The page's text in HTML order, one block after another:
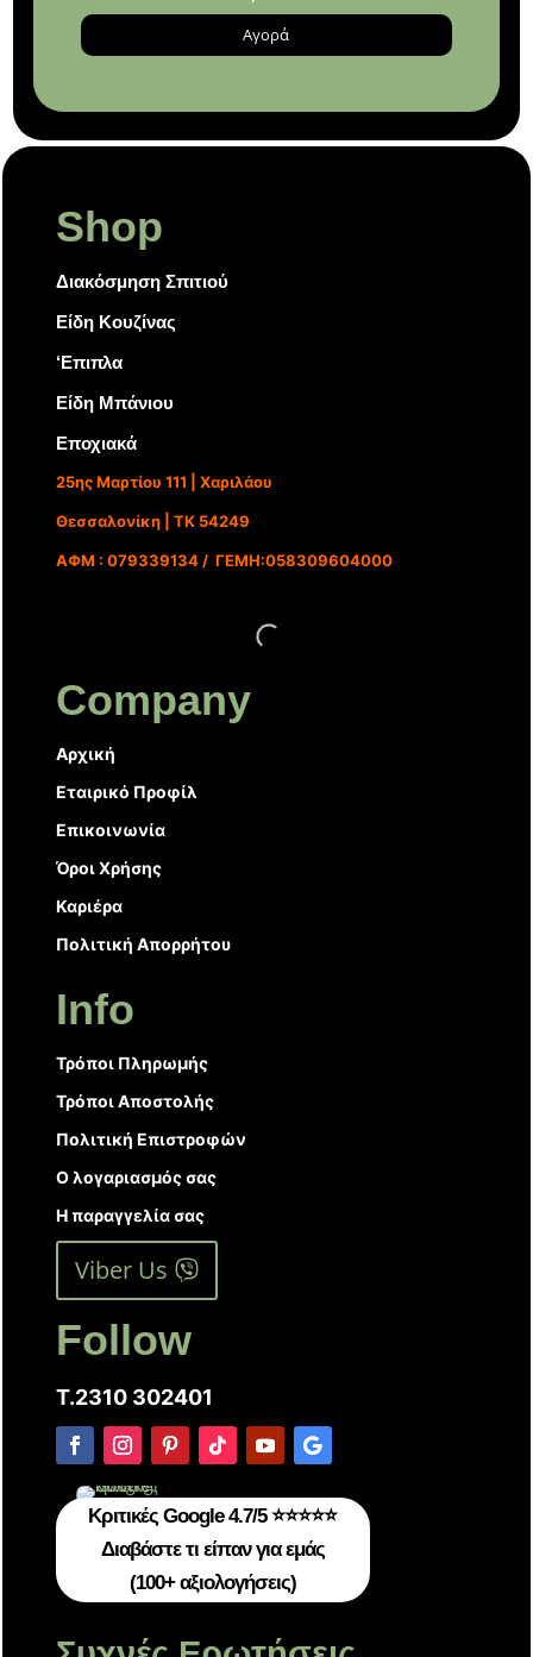
Αγορά
Shop
Διακόσμηση Σπιτιού
Είδη Κουζίνας
‘Επιπλα
Είδη Μπάνιου
Εποχιακά
25ης Μαρτίου 111 | Χαριλάου
Θεσσαλονίκη | ΤΚ 54249
ΑΦΜ : 079339134 / ΓΕΜΗ:058309604000
Company
Αρχική
Εταιρικό Προφίλ
Επικοινωνία
Όροι Χρήσης
Καριέρα
Πολιτική Απορρήτου
Info
Τρόποι Πληρωμής
Τρόποι Αποστολής
Πολιτική Επιστροφών
Ο λογαριασμός σας
Η παραγγελία σας
Viber Us
Follow
T.2310 302401
Κριτικές Google 4.7/5 ⭐⭐⭐⭐⭐
Διαβάστε τι είπαν για εμάς
(100+ αξιολογήσεις)